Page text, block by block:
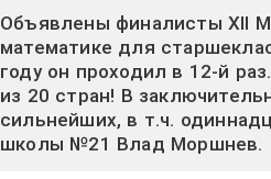
Объявлены финалисты XII
математике для
году он проходил в 12-й
из 20 стран! В
сильнейших, в т.ч.
школы №21 Влад Моршнев.